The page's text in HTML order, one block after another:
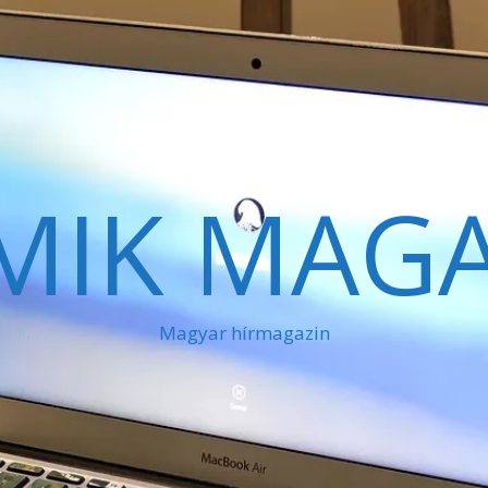
Magyar hírmagazin